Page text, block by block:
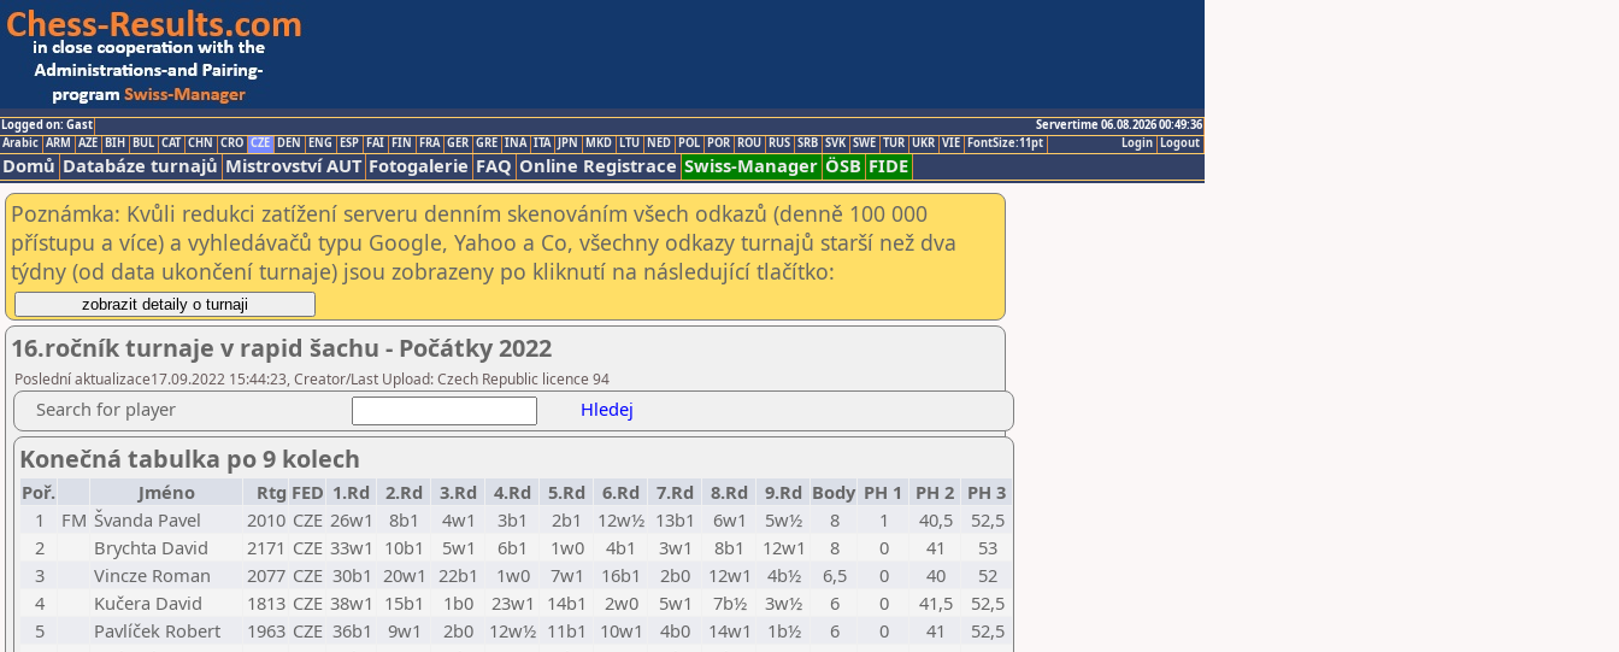
Logged on: Gast
Servertime 06.08.2026 00:49:36
Logout
Login
Arabic ARM AZE BIH BUL CAT CHN CRO CZE DEN ENG ESP FAI FIN FRA GER GRE INA ITA JPN MKD LTU NED POL POR ROU RUS SRB SVK SWE TUR UKR VIE FontSize:11pt
Domů Databáze turnajů Mistrovství AUT Fotogalerie FAQ Online Registrace Swiss-Manager ÖSB FIDE
Poznámka: Kvůli redukci zatížení serveru denním skenováním všech odkazů (denně 100 000
přístupu a více) a vyhledávačů typu Google, Yahoo a Co, všechny odkazy turnajů starší než dva
týdny (od data ukončení turnaje) jsou zobrazeny po kliknutí na následující tlačítko:
16.ročník turnaje v rapid šachu - Počátky 2022
Poslední aktualizace17.09.2022 15:44:23, Creator/Last Upload: Czech Republic licence 94
Search for player Hledej
Konečná tabulka po 9 kolech
Poř. Jméno Rtg FED 1.Rd 2.Rd 3.Rd 4.Rd 5.Rd 6.Rd 7.Rd 8.Rd 9.Rd Body PH 1 PH 2 PH 3
1
FM Švanda Pavel 2010 CZE 26w1 8b1 4w1 3b1 2b1 12w½ 13b1 6w1 5w½ 8 1 40,5
52,5
2
Brychta David 2171 CZE 33w1 10b1 5w1 6b1 1w0 4b1 3w1 8b1 12w1 8 0 41
53
3
Vincze Roman 2077 CZE 30b1 20w1 22b1 1w0 7w1 16b1 2b0 12w1 4b½ 6,5 0 40
52
4
Kučera David 1813 CZE 38w1 15b1 1b0 23w1 14b1 2w0 5w1 7b½ 3w½ 6 0 41,5
52,5
5
Pavlíček Robert 1963 CZE 36b1 9w1 2b0 12w½ 11b1 10w1 4b0 14w1 1b½ 6 0 41
52,5